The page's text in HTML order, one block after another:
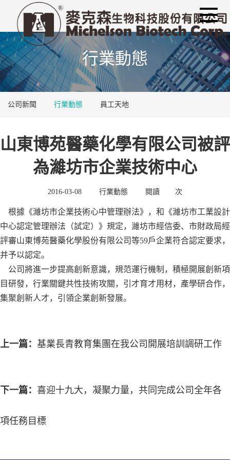
行業動態
公司新聞 行業動態 員工天地
山東博苑醫藥化學有限公司被評
為濰坊市企業技術中心
2016-03-08 行業動態 閱讀 次
根據《濰坊市企業技術心中管理辦法》，和《濰坊市工業設計
中心認定管理辦法（試定）》規定，濰坊市經信委、市財政局經
評審山東博苑醫藥化學股份有限公司等59戶企業符合認定要求，
并予以認定。
公司將進一步提高創新意識，規范運行機制，積極開展創新項
目研發，行業關鍵共性技術攻關，引才育才用材，產學研合作，
集聚創新人才，引領企業創新發展。
上一篇： 基業長青教育集團在我公司開展培訓調研工作
下一篇： 喜迎十九大，凝聚力量，共同完成公司全年各
項任務目標